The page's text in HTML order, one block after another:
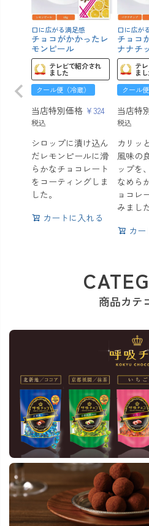
口に広がる満足感
チョコがかかったレ
モンピール
テレビで紹介され
ました
クール便（冷蔵）
当店特別価格 ¥324
税込
シロップに漬け込ん
だレモンピールに滑
らかなチョコレート
をコーティングしま
した。
カートに入れる
口に広が
チョコ
ナナチ
テ
ま
クール
当店特
税込
カリッ
風味の
ップを
なめら
ョコレ
みまし
カー
商品カテ